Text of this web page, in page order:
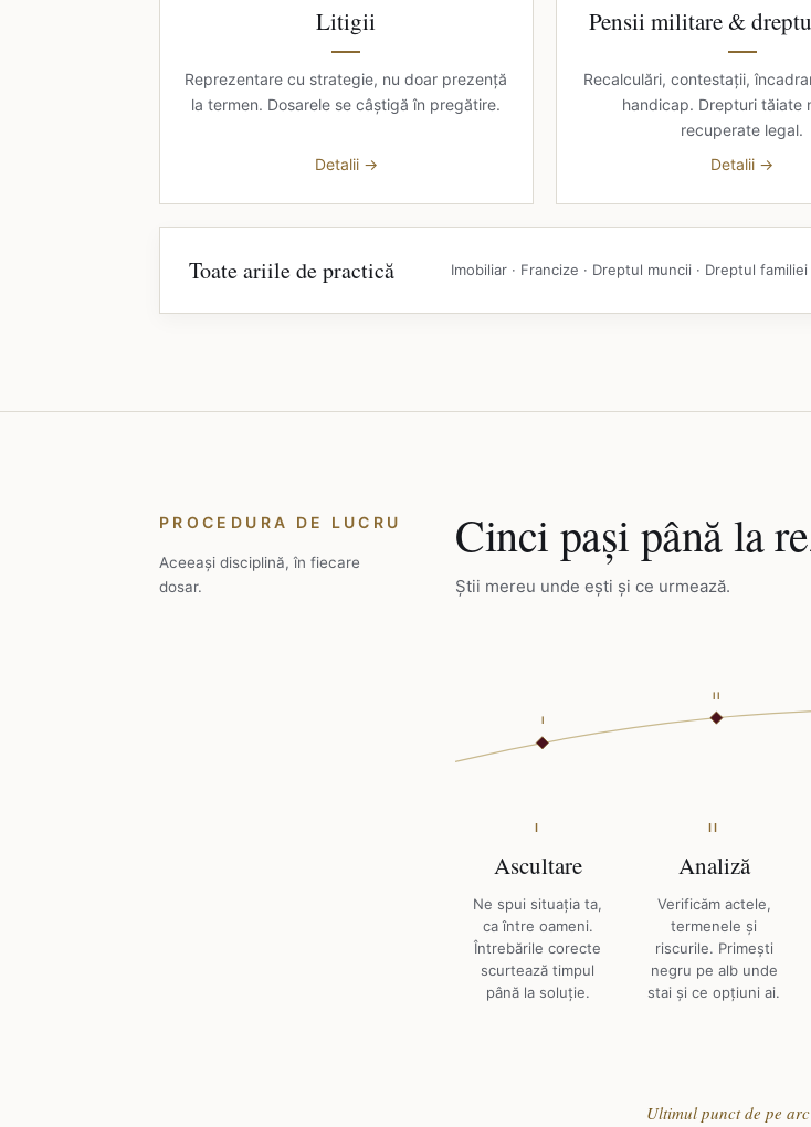
Litigii
Reprezentare cu strategie, nu doar prezență
la termen. Dosarele se câștigă în pregătire.
Detalii →
Pensii militare &
Recalculări, contestații,
handicap. Drepturi tăiate
recuperate legal.
Detalii →
Toate ariile de practică Imobiliar · Francize · Dreptul muncii · Dreptul
PROCEDURA DE LUCRU
Aceeași disciplină, în fiecare
dosar.
Cinci pași până la
Știi mereu unde ești și ce urmează.
I
II
I
Ascultare
Ne spui situația ta,
ca între oameni.
Întrebările corecte
scurtează timpul
până la soluție.
II
Analiză
Verificăm actele,
termenele și
riscurile. Primești
negru pe alb unde
stai și ce opțiuni ai.
Ultimul punct de pe